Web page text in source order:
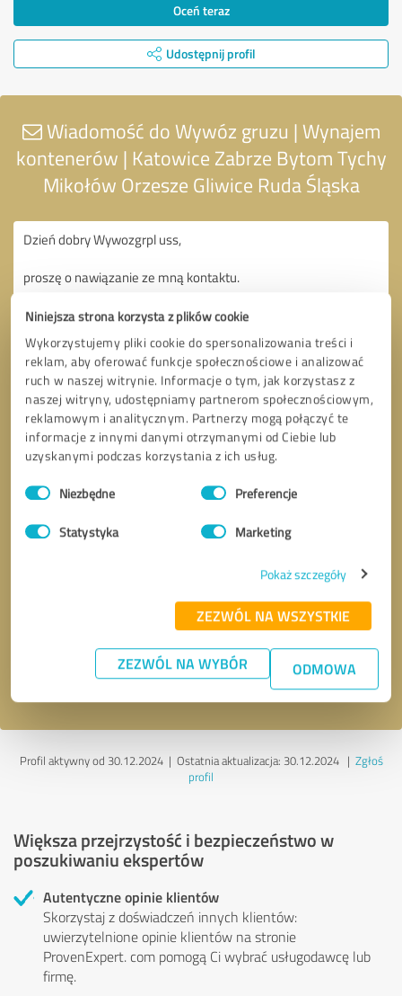
Niniejsza strona korzysta z plików cookie
Wykorzystujemy pliki cookie do spersonalizowania treści i
reklam, aby oferować funkcje społecznościowe i analizować
ruch w naszej witrynie. Informacje o tym, jak korzystasz z
naszej witryny, udostępniamy partnerom społecznościowym,
reklamowym i analitycznym. Partnerzy mogą połączyć te
informacje z innymi danymi otrzymanymi od Ciebie lub
uzyskanymi podczas korzystania z ich usług.
Wybór
zgody Niezbędne Preferencje
Statystyka Marketing
Pokaż szczegóły
ZEZWÓL NA WSZYSTKIE
ZEZWÓL NA WYBÓR ODMOWA
Oceń teraz
Udostępnij profil
Wiadomość do Wywóz gruzu | Wynajem
kontenerów | Katowice Zabrze Bytom Tychy
Mikołów Orzesze Gliwice Ruda Śląska
* Pola wymagane
Wyślij wiadomość
Akceptuję politykę prywatności.
Profil aktywny od 30.12.2024 | Ostatnia aktualizacja: 30.12.2024| Zgłoś
profil
Większa przejrzystość i bezpieczeństwo w
poszukiwaniu ekspertów
Autentyczne opinie klientów
Skorzystaj z doświadczeń innych klientów:
uwierzytelnione opinie klientów na stronie
ProvenExpert. com pomogą Ci wybrać usługodawcę lub
firmę.